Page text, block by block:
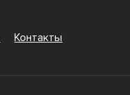
Контакты